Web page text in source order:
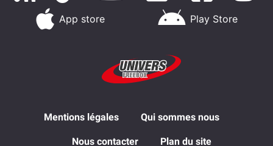
App store Play Store
Mentions légales Qui sommes nous
Nous contacter Plan du site